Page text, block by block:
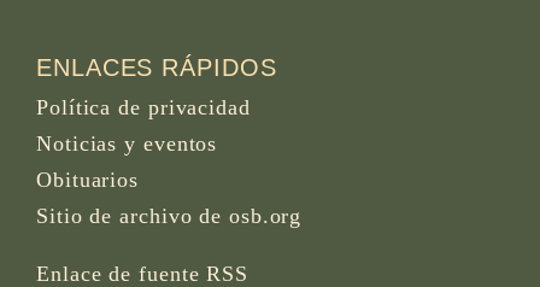
ENLACES RÁPIDOS
Política de privacidad
Noticias y eventos
Obituarios
Sitio de archivo de osb.org
Enlace de fuente RSS